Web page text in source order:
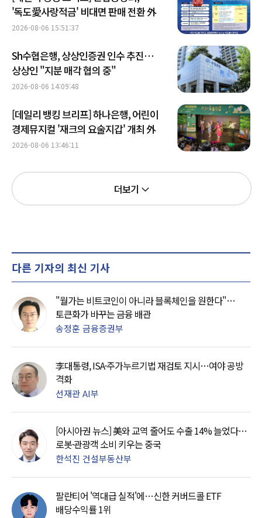
'독도愛사랑적금' 비대면 판매 전환 外
2026-08-06 15:51:37
Sh수협은행, 상상인증권 인수 추진…
상상인 "지분 매각 협의 중"
2026-08-06 14:09:48
[데일리 뱅킹 브리프] 하나은행, 어린이
경제뮤지컬 '재크의 요술지갑' 개최 外
2026-08-06 13:46:11
더보기
다른 기자의 최신 기사
"월가는 비트코인이 아니라 블록체인을 원한다"…
토큰화가 바꾸는 금융 배관
송정훈 금융증권부
李대통령, ISA·주가누르기법 재검토 지시…여야 공방
격화
선재관 AI부
[아시아권 뉴스] 美와 교역 줄어도 수출 14% 늘었다…
로봇·관광객 소비 키우는 중국
한석진 건설부동산부
팔란티어 '역대급 실적'에…신한 커버드콜 ETF
배당수익률 1위